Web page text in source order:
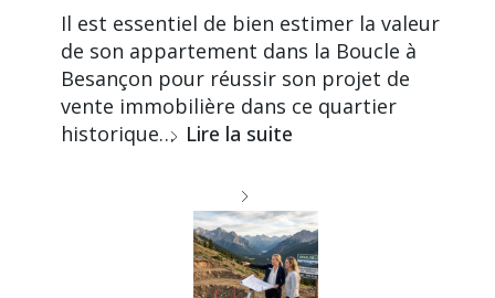
Il est essentiel de bien estimer la valeur
de son appartement dans la Boucle à
Besançon pour réussir son projet de
vente immobilière dans ce quartier
historique… Lire la suite